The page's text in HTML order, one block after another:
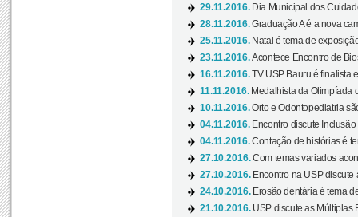
29.11.2016. Dia Municipal dos
28.11.2016.Graduação A é a nova
25.11.2016. Natal é tema de
23.11.2016.Acontece Encontro de
16.11.2016.TV USP Bauru é finalista
11.11.2016. Medalhista da Olimpíada
10.11.2016.Orto e Odontopediatria
04.11.2016. Encontro discute
04.11.2016.Contação de histórias é
27.10.2016.Com temas variados
27.10.2016. Encontro na USP discute
24.10.2016. Erosão dentária é tema
21.10.2016. USP discute as Múltiplas